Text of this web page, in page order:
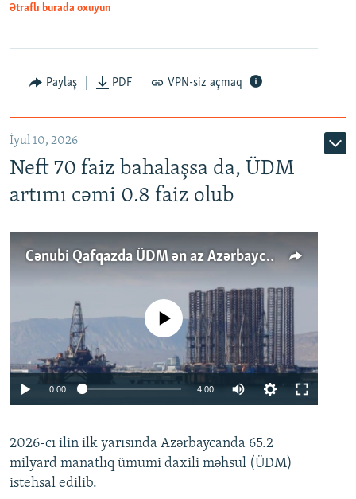
Ətraflı burada oxuyun
Paylaş PDF VPN-siz açmaq
İyul 10, 2026
Neft 70 faiz bahalaşsa da, ÜDM
artımı cəmi 0.8 faiz olub
Cənubi Qafqazda ÜDM ən az Azərbaycanda artır: Qonşuları niyə Bakını qabaqlaya bilir?
Auto 240p 360p 480p
No media source currently available
0:00 4:00
360p
480p
2026-cı ilin ilk yarısında Azərbaycanda 65.2
milyard manatlıq ümumi daxili məhsul (ÜDM)
istehsal edilib.